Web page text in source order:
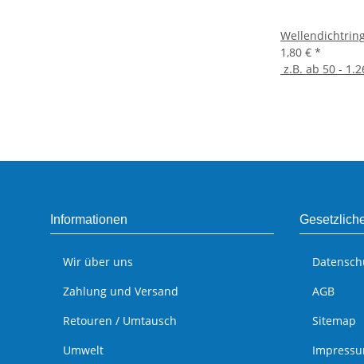
1,80 € *
z.B. ab 50 -
Informationen
Wir über uns
Zahlung und Versand
Retouren / Umtausch
Umwelt
AGB
Sitemap